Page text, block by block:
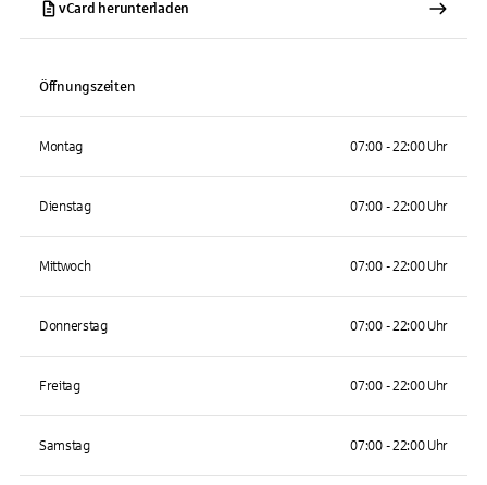
vCard herunterladen
Öffnungszeiten
Montag 07:00 - 22:00 Uhr
Dienstag 07:00 - 22:00 Uhr
Mittwoch 07:00 - 22:00 Uhr
Donnerstag 07:00 - 22:00 Uhr
Freitag 07:00 - 22:00 Uhr
Samstag 07:00 - 22:00 Uhr